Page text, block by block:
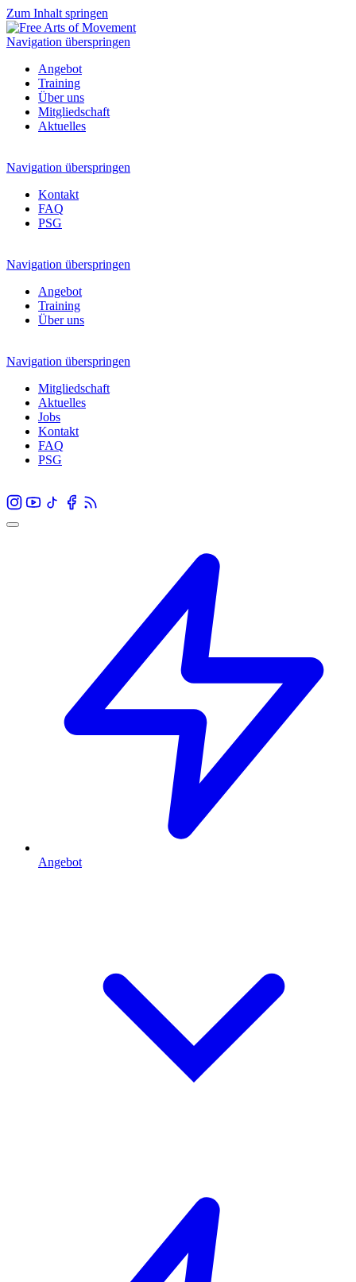
Zum Inhalt springen
Navigation überspringen
Angebot
Training
Über uns
Mitgliedschaft
Aktuelles
Navigation überspringen
Kontakt
FAQ
PSG
Navigation überspringen
Angebot
Training
Über uns
Navigation überspringen
Mitgliedschaft
Aktuelles
Jobs
Kontakt
FAQ
PSG
Angebot